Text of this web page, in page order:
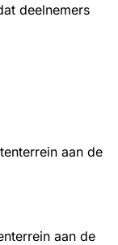
deelnemers
aan de
aan de